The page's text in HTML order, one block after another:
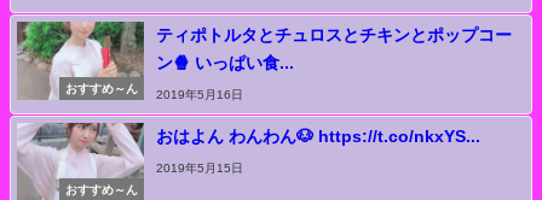
おすすめ～ん
ティポトルタとチュロスとチキンとポップコー
ン🍿 いっぱい食...
2019年5月16日
おすすめ～ん
おはよん わんわん🐶 https://t.co/nkxYS...
2019年5月15日